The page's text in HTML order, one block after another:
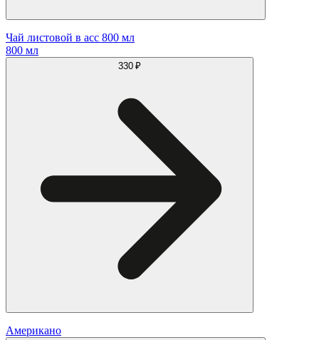
Чай листовой в асс 800 мл
800 мл
330 ₽
Американо